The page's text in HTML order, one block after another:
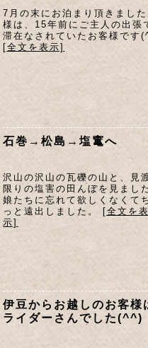
7月の末にお泊まり頂きました
様は、15年前にご主人の出張
滞在なされていたお客様です
[全文を表示]
石巻→松島→塩竃へ
沢山の沢山の瓦礫の山と、見
限りの塩害の田んぼを見まし
娘たちに忘れて欲しくなくて
っと遠出しました。[全文を表
示]
伊豆からお越しのお客様
ライダーさんでした(^^)